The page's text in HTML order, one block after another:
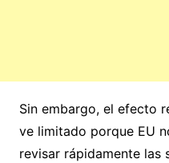
Sin embargo, el efecto
ve limitado porque EU
revisar rápidamente